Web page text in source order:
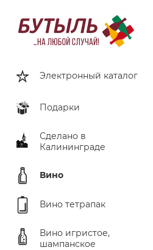
Электронный каталог
Подарки
Сделано в
Калининграде
Вино
Вино тетрапак
Вино игристое,
шампанское